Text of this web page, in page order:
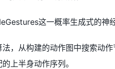
这一概率生成式的神
，从构建的动作图中搜索动
上半身动作序列。